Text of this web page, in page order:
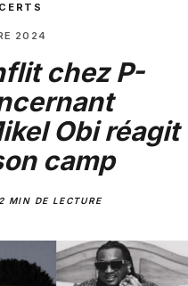
2024
chez P-
Obi réagit
camp
2 MIN DE LECTURE